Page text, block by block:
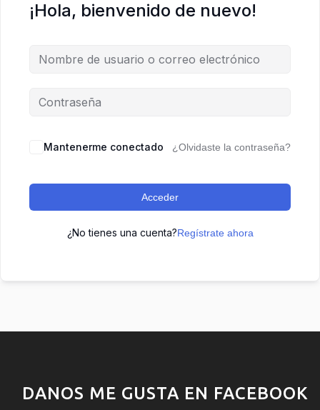
¡Hola, bienvenido de nuevo!
Mantenerme conectado ¿Olvidaste la contraseña?
Acceder
¿No tienes una cuenta?Regístrate ahora
DANOS ME GUSTA EN FACEBOOK